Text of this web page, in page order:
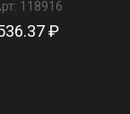
118916
₽